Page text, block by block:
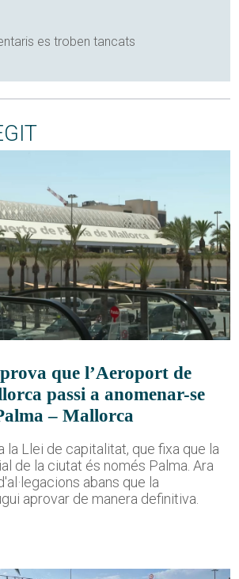
es troben tancats
que l’Aeroport de
passi a anomenar-se
– Mallorca
la Llei de capitalitat, que fixa que la
de la ciutat és només Palma. Ara
abans que la
aprovar de manera definitiva.